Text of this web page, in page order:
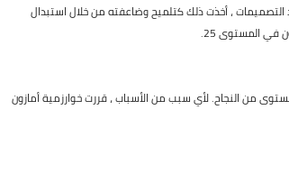
، أخذت ذلك كتلميح وضاعفته من خلال استبدال
المستوى 25.
من النجاح. لأي سبب من الأسباب ، قررت خوارزمية أمازون